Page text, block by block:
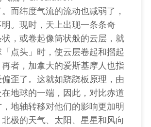
而纬度气流的流动也减弱了，
。现时，天上出现一条条奇
，或卷起像筒状般的云层，就
点头」时，使云层卷起和摺起
者，加拿大的爱斯基摩人也指
歪了。这就如跷跷板原理，由
地球的一端，因此，对比赤道
地轴转移对他们的影响更加明
极的天气、太阳、星星和风向